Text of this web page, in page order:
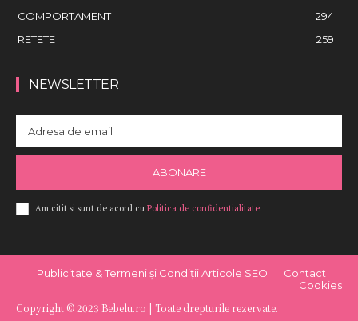
COMPORTAMENT
294
RETETE
259
NEWSLETTER
ABONARE
Am citit si sunt de acord cu Politica de confidentialitate.
Copyright © 2023 Bebelu.ro | Toate drepturile rezervate.
Publicitate & Termeni și Condiții Articole SEO
Contact
Cookies